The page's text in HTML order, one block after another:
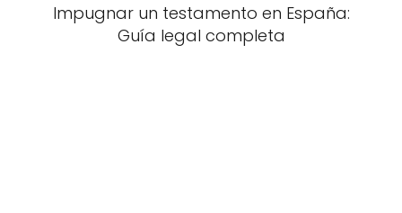
Impugnar un testamento en España:
Guía legal completa